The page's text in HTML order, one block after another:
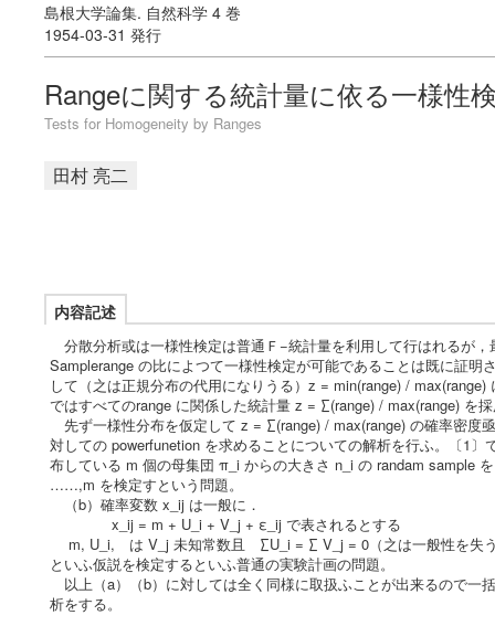
島根大学論集. 自然科学 4 巻
1954-03-31 発行
Rangeに関する統計量に依る一様性
Tests for Homogeneity by Ranges
田村 亮二
内容記述
分散分析或は一様性検定は普通Ｆ−統計量を利用して行はれるが
Samplerange の比によつて一様性検定が可能であることは既に証
して（之は正規分布の代用になりうる）z = min(range) /
ではすべてのrange に関係した統計量 z = ∑(range) / max(range) を
先ず一様性分布を仮定して z = ∑(range) / max(range) の確率密度
対しての powerfunetion を求めることについての解析を行ふ。〔1
布している m 個の母集団 π_i からの大きさ n_i の randam
……,m を検定すという問題。
（b）確率変数 x_ij は一般に．
x_ij = m + U_i + V_j + ε_ij で表されるとする
m, U_i, は V_j 未知常数且 ∑U_i = ∑ V_j = 0（之は一般性を失う
といふ仮説を検定するといふ普通の実験計画の問題。
以上（a）（b）に対しては全く同様に取扱ふことが出来るので
析をする。